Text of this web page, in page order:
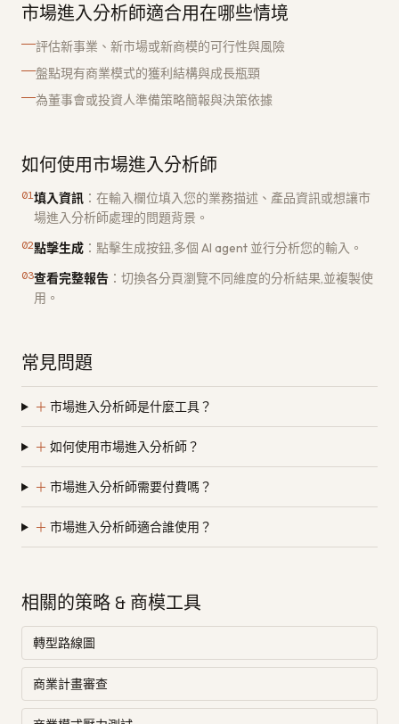
市場進入分析師適合用在哪些情境
評估新事業、新市場或新商模的可行性與風險
盤點現有商業模式的獲利結構與成長瓶頸
為董事會或投資人準備策略簡報與決策依據
如何使用市場進入分析師
01填入資訊 ： 在輸入欄位填入您的業務描述、產品資訊或想讓市
場進入分析師處理的問題背景。
02點擊生成 ： 點擊生成按鈕,多個 AI agent 並行分析您的輸入。
03查看完整報告 ： 切換各分頁瀏覽不同維度的分析結果,並複製使
用。
常見問題
＋ 市場進入分析師是什麼工具？
＋ 如何使用市場進入分析師？
＋ 市場進入分析師需要付費嗎？
＋ 市場進入分析師適合誰使用？
相關的策略 & 商模工具
轉型路線圖
商業計畫審查